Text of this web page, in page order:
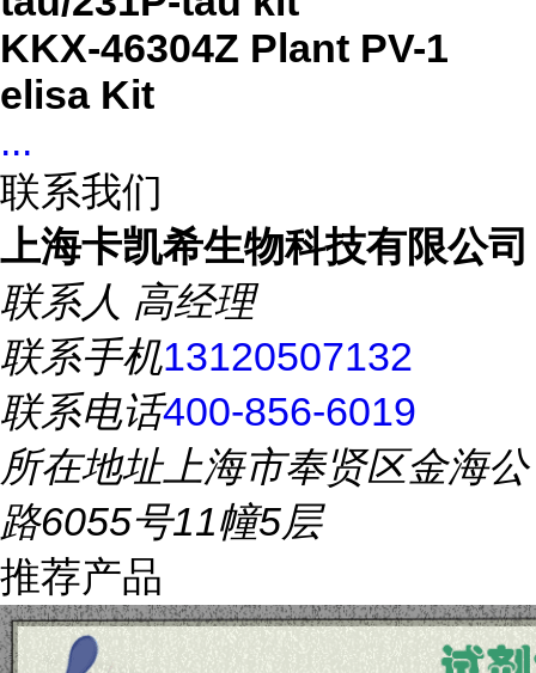
KKX-46304Z Plant PV-1
elisa Kit
...
联系我们
上海卡凯希生物科技有限公司
联系人 高经理
联系手机13120507132
联系电话400-856-6019
所在地址上海市奉贤区金海公
路6055号11幢5层
推荐产品